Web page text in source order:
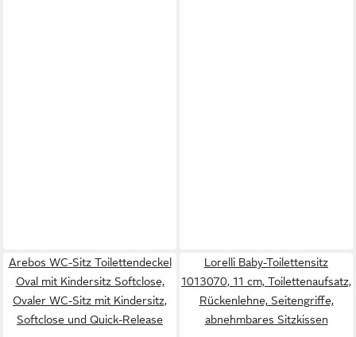
Arebos WC-Sitz Toilettendeckel
Oval mit Kindersitz Softclose,
Ovaler WC-Sitz mit Kindersitz,
Softclose und Quick-Release
Lorelli Baby-Toilettensitz
1013070, 11 cm, Toilettenaufsatz,
Rückenlehne, Seitengriffe,
abnehmbares Sitzkissen